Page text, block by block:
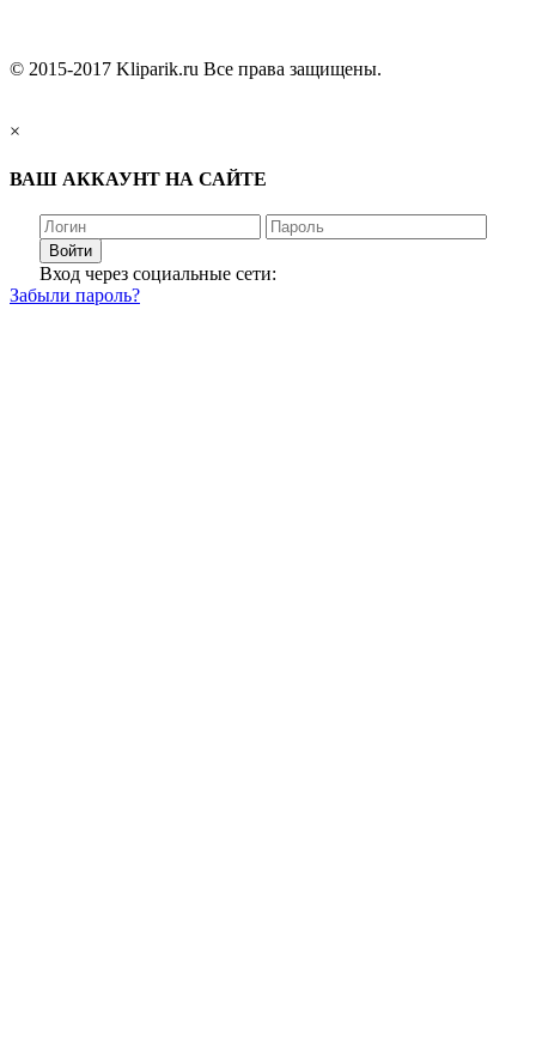
© 2015-2017 Kliparik.ru Все права защищены.
×
ВАШ АККАУНТ НА САЙТЕ
Войти
Вход через социальные сети:
Забыли пароль?